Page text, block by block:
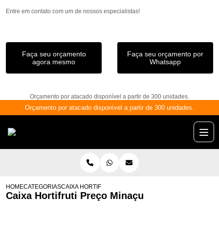
Entre em contato com um de nossos especialistas!
Faça seu orçamento
agora mesmo
Faça seu orçamento por
Whatsapp
Orçamento por atacado disponível a partir de 300 unidades.
Orçamento por atacado disponível a partir de 300 unidades.
HOMECATEGORIASCAIXA HORTIFRUTI PREÇO MINAÇU
Caixa Hortifruti Preço Minaçu